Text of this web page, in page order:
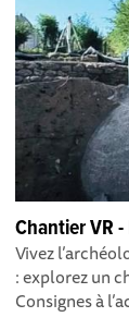
Chantier VR
Vivez
: explorez un
Consignes à